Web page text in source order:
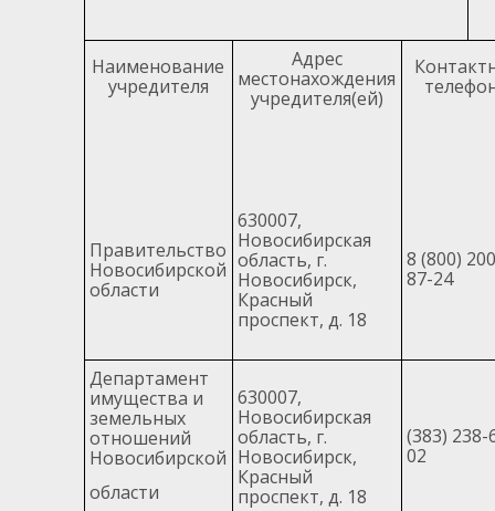
Наименование
учредителя
Адрес
местонахождения
учредителя(ей)
Правительство
Новосибирской
области
630007,
Новосибирская
область, г.
Новосибирск,
Красный
проспект, д. 18
8 (800)
87-24
Департамент
имущества и
земельных
отношений
Новосибирской
области
630007,
Новосибирская
область, г.
Новосибирск,
Красный
проспект, д. 18
(383) 238-
02